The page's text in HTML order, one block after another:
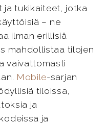
ja tukikaiteet, jotka
– ne
ilman erillisiä
mahdollistaa tilojen
vaivattomasti
Mobile-sarjan
tiloissa,
ja
ja